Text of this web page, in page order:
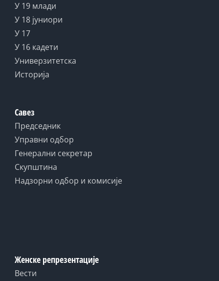
У 19 млади
У 18 јуниори
У 17
У 16 кадети
Универзитетска
Историја
Савез
Председник
Управни одбор
Генерални секретар
Скупштина
Надзорни одбор и комисије
Женске репрезентације
Вести